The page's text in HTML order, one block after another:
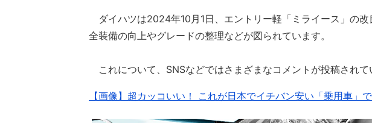
ダイハツは2024年10月1日、エントリー軽「ミライース」の
全装備の向上やグレードの整理などが図られています。
これについて、SNSなどではさまざまなコメントが投稿されて
【画像】超カッコいい！ これが日本でイチバン安い「乗用車」